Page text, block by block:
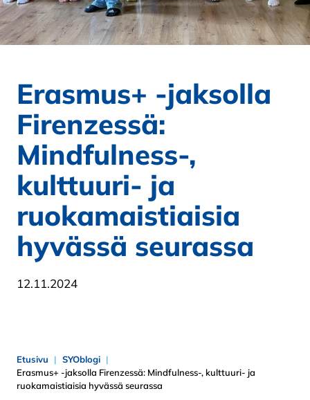
Erasmus+ -jaksolla
Firenzessä:
Mindfulness-,
kulttuuri- ja
ruokamaistiaisia
hyvässä seurassa
12.11.2024
Etusivu
SYOblogi
Erasmus+ -jaksolla Firenzessä: Mindfulness-, kulttuuri- ja
ruokamaistiaisia hyvässä seurassa